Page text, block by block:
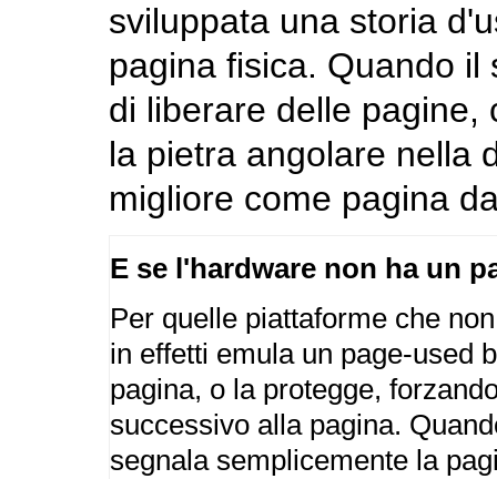
sviluppata una storia
pagina fisica. Quando
di liberare delle pagine,
la pietra angolare nella
migliore come pagina
E se l'hardware non ha un
Per quelle piattaforme che
in effetti emula un page-used
pagina, o la protegge,
successivo alla pagina.
segnala semplicemente la